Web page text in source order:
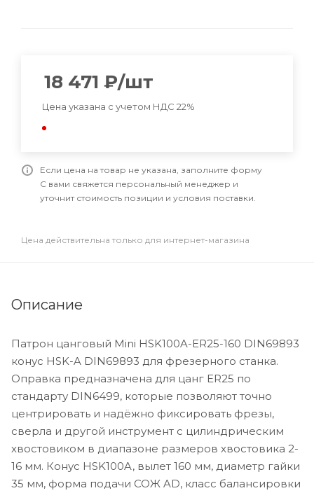
18 471 ₽/шт
Цена указана с учетом НДС 22%
Если цена на товар не указана, заполните форму
С вами свяжется персональный менеджер и
уточнит стоимость позиции и условия поставки.
Цена действительна только для интернет-магазина
Описание
Патрон цанговый Mini HSK100A-ER25-160 DIN69893
конус HSK-A DIN69893 для фрезерного станка.
Оправка предназначена для цанг ER25 по
стандарту DIN6499, которые позволяют точно
центрировать и надёжно фиксировать фрезы,
сверла и другой инструмент с цилиндрическим
хвостовиком в диапазоне размеров хвостовика 2-
16 мм. Конус HSK100A, вылет 160 мм, диаметр гайки
35 мм, форма подачи СОЖ AD, класс балансировки